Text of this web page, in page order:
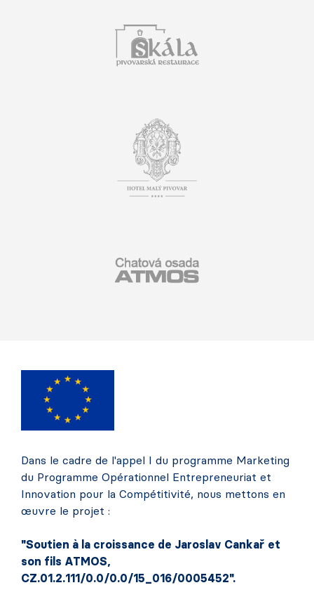
Dans le cadre de l'appel I du programme Marketing
du Programme Opérationnel Entrepreneuriat et
Innovation pour la Compétitivité, nous mettons en
œuvre le projet :
"Soutien à la croissance de Jaroslav Cankař et
son fils ATMOS,
CZ.01.2.111/0.0/0.0/15_016/0005452".